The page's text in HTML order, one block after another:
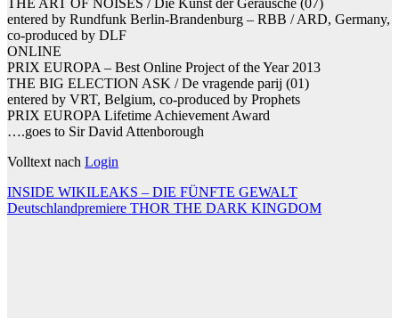
entered by Rundfunk Berlin-Brandenburg – RBB / ARD, Germany,
co-produced by DLF
ONLINE
PRIX EUROPA – Best Online Project of the Year 2013
THE BIG ELECTION ASK / De vragende parij (01)
entered by VRT, Belgium, co-produced by Prophets
PRIX EUROPA Lifetime Achievement Award
….goes to Sir David Attenborough
Volltext nach Login
Beitragsnavigation
INSIDE WIKILEAKS – DIE FÜNFTE GEWALT
Deutschlandpremiere THOR THE DARK KINGDOM